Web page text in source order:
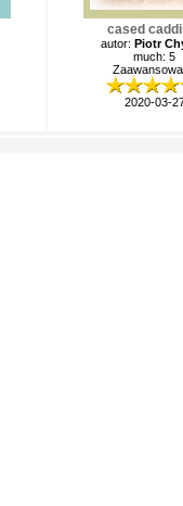
cased
autor: Piotr
much: 5
2020-03-